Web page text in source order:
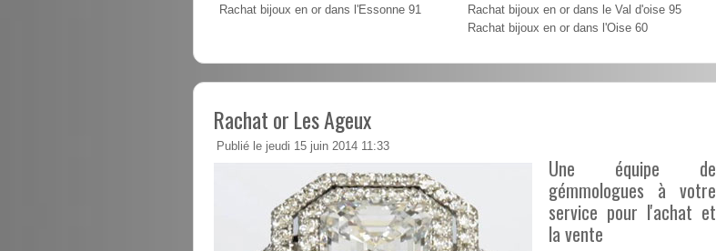
Rachat bijoux en or dans l'Essonne 91
Rachat bijoux en or dans le Val d'oise 95
Rachat bijoux en or dans l'Oise 60
Rachat or Les Ageux
Publié le jeudi 15 juin 2014 11:33
Une équipe de
gémmologues à votre
service pour l'achat et
la vente